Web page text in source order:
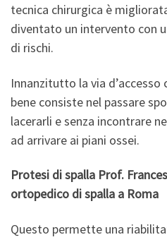
tecnica chirurgica è
diventato un intervento con
di rischi.
Innanzitutto la via d’accesso
bene consiste nel passare
lacerarli e senza incontrare
ad arrivare ai piani ossei.
Protesi di spalla Prof.
ortopedico di spalla a Roma
Questo permette una